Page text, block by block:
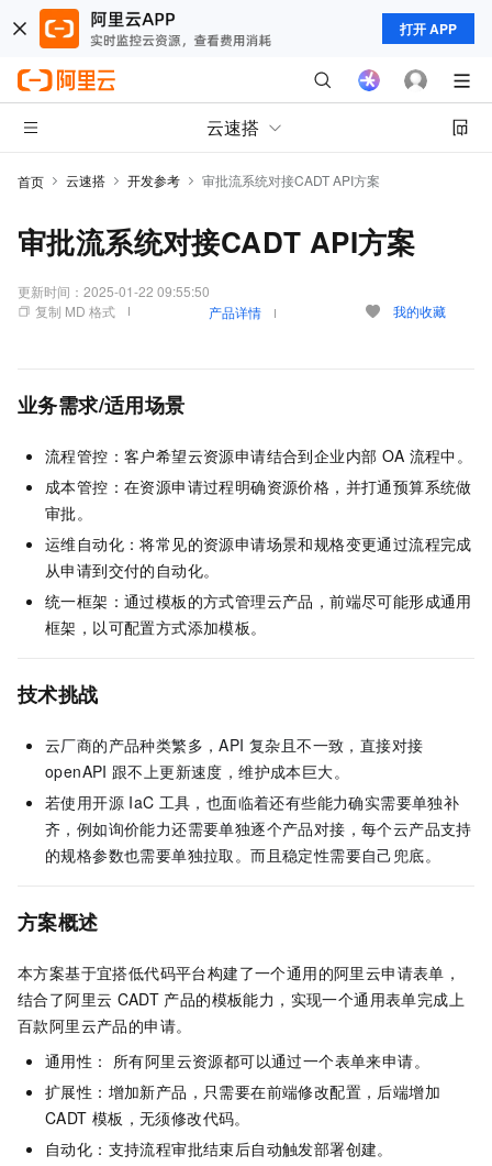
打开 APP
云速搭
首页 云速搭 开发参考 审批流系统对接CADT API方案
审批流系统对接CADT API方案
更新时间： 2025-01-22 09:55:50
复制 MD 格式
产品详情 我的收藏
业务需求/适用场景
流程管控：客户希望云资源申请结合到企业内部 OA 流程中。
成本管控：在资源申请过程明确资源价格，并打通预算系统做
审批。
运维自动化：将常见的资源申请场景和规格变更通过流程完成
从申请到交付的自动化。
统一框架：通过模板的方式管理云产品，前端尽可能形成通用
框架，以可配置方式添加模板。
技术挑战
云厂商的产品种类繁多，API 复杂且不一致，直接对接
openAPI 跟不上更新速度，维护成本巨大。
若使用开源 IaC 工具，也面临着还有些能力确实需要单独补
齐，例如询价能力还需要单独逐个产品对接，每个云产品支持
的规格参数也需要单独拉取。而且稳定性需要自己兜底。
方案概述
本方案基于宜搭低代码平台构建了一个通用的阿里云申请表单，
结合了阿里云 CADT 产品的模板能力，实现一个通用表单完成上
百款阿里云产品的申请。
通用性： 所有阿里云资源都可以通过一个表单来申请。
扩展性：增加新产品，只需要在前端修改配置，后端增加
CADT 模板，无须修改代码。
自动化：支持流程审批结束后自动触发部署创建。